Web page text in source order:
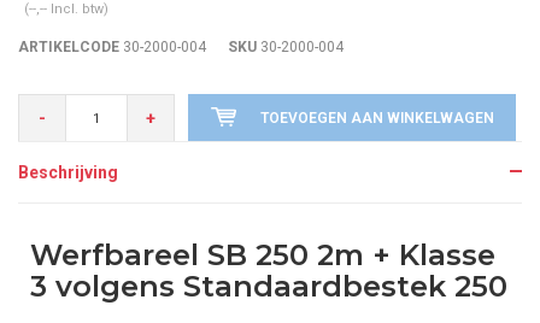
(--,-- Incl. btw)
ARTIKELCODE 30-2000-004 SKU 30-2000-004
- + TOEVOEGEN AAN WINKELWAGEN
Beschrijving
Werfbareel SB 250 2m + Klasse
3 volgens Standaardbestek 250